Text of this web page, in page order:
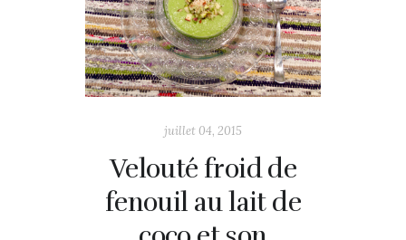
juillet 04, 2015
Velouté froid de
fenouil au lait de